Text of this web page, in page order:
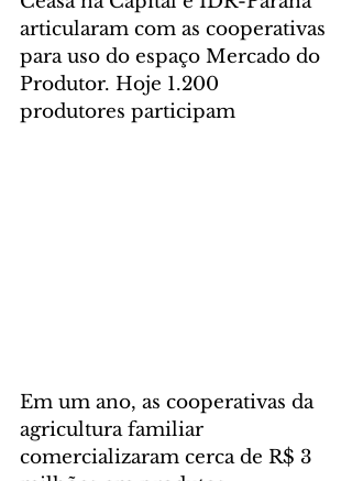
articularam com as cooperativas
para uso do espaço Mercado do
Produtor. Hoje 1.200
produtores participam
Em um ano, as cooperativas da
agricultura familiar
comercializaram cerca de R$ 3